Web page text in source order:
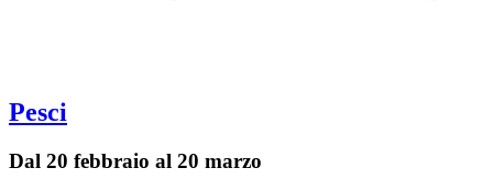
Pesci
Dal 20 febbraio al 20 marzo